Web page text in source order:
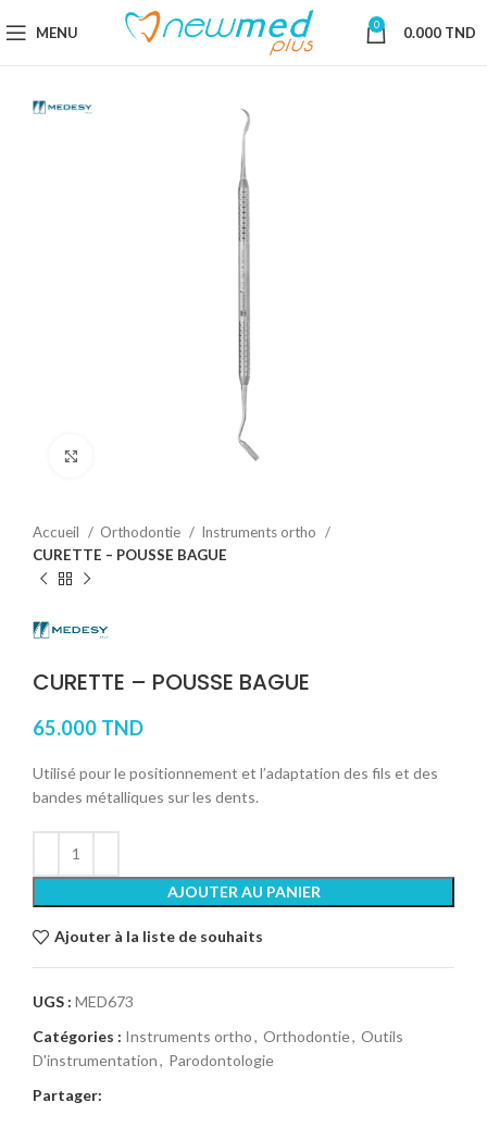
MENU 0 0.000 TND
Accueil Orthodontie
Instruments ortho
CURETTE – POUSSE BAGUE
CURETTE – POUSSE BAGUE
65.000 TND
Utilisé pour le positionnement et l’adaptation des fils et des
bandes métalliques sur les dents.
AJOUTER AU PANIER
Ajouter à la liste de souhaits
UGS : MED673
Catégories : Instruments ortho, Orthodontie, Outils
D'instrumentation, Parodontologie
Partager: